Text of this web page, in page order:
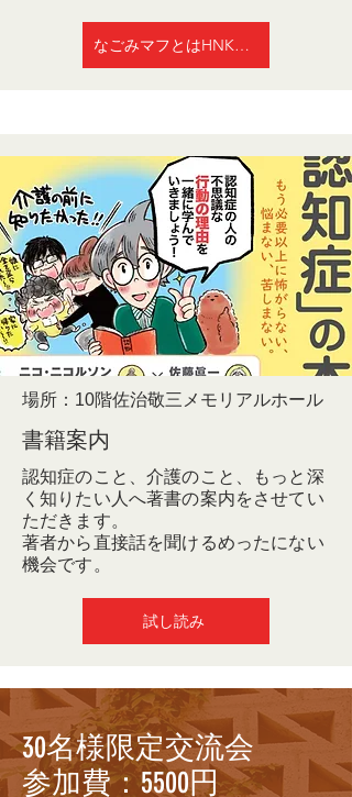
なごみマフとはHNK放送
場所：10階佐治敬三メモリアルホール
​書籍案内
認知症のこと、介護のこと、もっと深
く知りたい人へ著書の案内をさせてい
ただきます。
​著者から直接話を聞けるめったにない
機会です。
試し読み
30名様限定交流会
参加費：5500円